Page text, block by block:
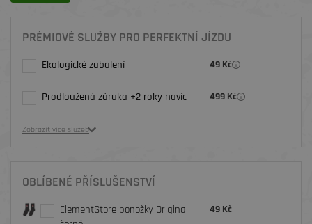
PRÉMIOVÉ SLUŽBY PRO PERFEKTNÍ JÍZDU
Ekologické zabalení 49 Kč
Prodloužená záruka +2 roky navíc 499 Kč
Zobrazit více služeb
OBLÍBENÉ PŘÍSLUŠENSTVÍ
ElementStore ponožky Original,
49 Kč